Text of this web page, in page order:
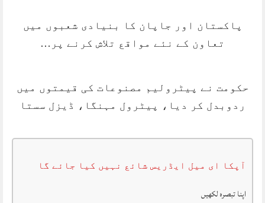
پاکستان اور جاپان کا بنیادی شعبوں میں
تعاون کے نئے مواقع تلاش کرنے پر…
حکومت نے پیٹرولیم مصنوعات کی قیمتوں میں
ردوبدل کر دیا، پیٹرول مہنگا، ڈیزل سستا
آپکا ای میل ایڈریس شائع نہیں کیا جائے گا
اپنا تبصرہ لکھیں